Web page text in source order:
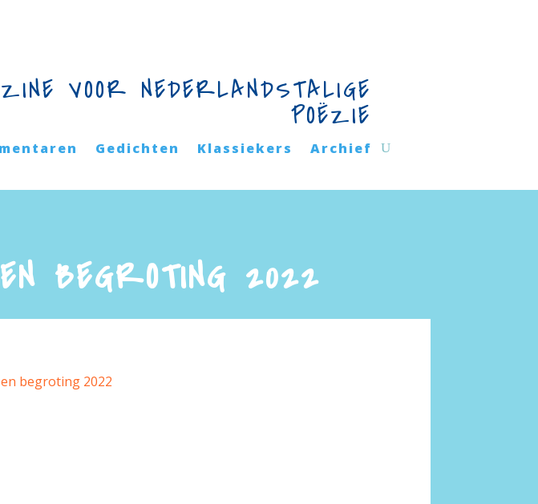
VOOR NEDERLANDSTALIGE
POËZIE
Gedichten Klassiekers Archief
BEGROTING 2022
begroting 2022